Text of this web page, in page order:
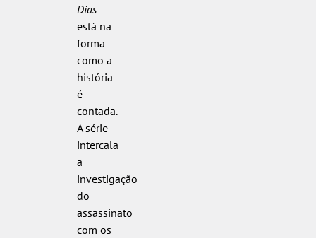
Dias
está na
forma
como a
história
é
contada.
A série
intercala
a
investigação
do
assassinato
com os